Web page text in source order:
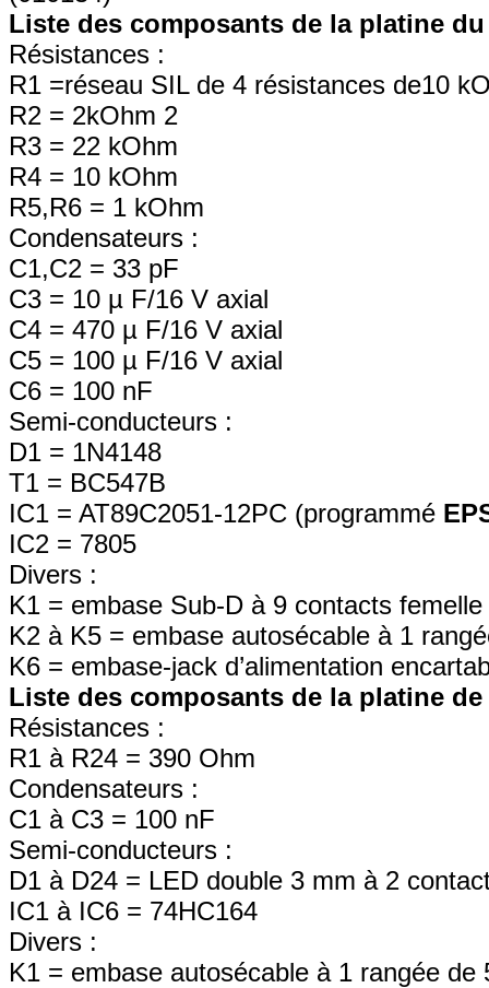
Liste des composants de la platine
Résistances :
R1 =réseau SIL de 4 résistances de10
R2 = 2kOhm 2
R3 = 22 kOhm
R4 = 10 kOhm
R5,R6 = 1 kOhm
Condensateurs :
C1,C2 = 33 pF
C3 = 10 µ F/16 V axial
C4 = 470 µ F/16 V axial
C5 = 100 µ F/16 V axial
C6 = 100 nF
Semi-conducteurs :
D1 = 1N4148
T1 = BC547B
IC1 = AT89C2051-12PC (programmé
IC2 = 7805
Divers :
K1 = embase Sub-D à 9 contacts
K2 à K5 = embase autosécable à 1
K6 = embase-jack d’alimentation
Liste des composants de la platine de
Résistances :
R1 à R24 = 390 Ohm
Condensateurs :
C1 à C3 = 100 nF
Semi-conducteurs :
D1 à D24 = LED double 3 mm à 2
IC1 à IC6 = 74HC164
Divers :
K1 = embase autosécable à 1 rangée de